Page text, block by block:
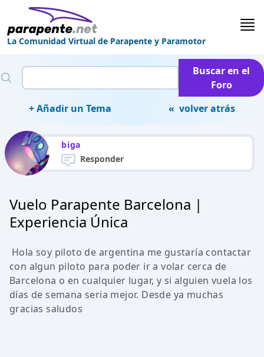
La Comunidad Virtual de Parapente y Paramotor
Buscar en el
Foro
+ Añadir un Tema
« volver atrás
biga
Responder
Vuelo Parapente Barcelona |
Experiencia Única
Hola soy piloto de argentina me gustaría contactar
con algun piloto para poder ir a volar cerca de
Barcelona o en cualquier lugar, y si alguien vuela los
días de semana seria mejor. Desde ya muchas
gracias saludos